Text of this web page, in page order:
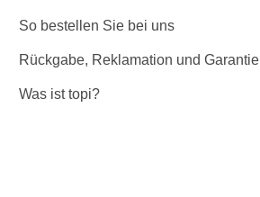
So bestellen Sie bei uns
Rückgabe, Reklamation und Garantie
Was ist topi?